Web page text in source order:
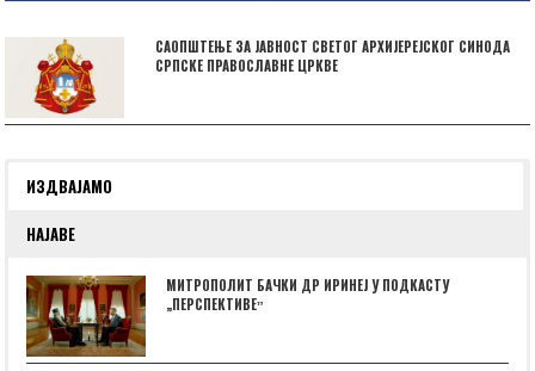
САОПШТЕЊЕ ЗА ЈАВНОСТ СВЕТОГ АРХИЈЕРЕЈСКОГ СИНОДА
СРПСКЕ ПРАВОСЛАВНЕ ЦРКВЕ
ИЗДВАЈАМО
НАЈАВЕ
МИТРОПОЛИТ БАЧКИ ДР ИРИНЕЈ У ПОДКАСТУ
„ПЕРСПЕКТИВЕˮ